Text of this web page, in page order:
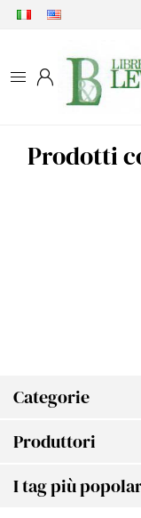
Categorie
Produttori
I tag più
Prodotti